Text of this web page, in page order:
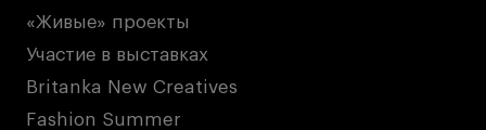
«Живые» проекты
Участие в выставках
Britanka New Creatives
Fashion Summer